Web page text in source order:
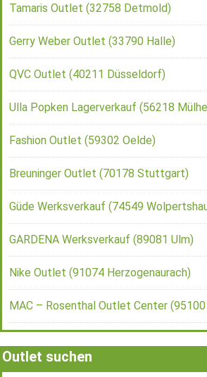
Tamaris Outlet (32758 Detmold)
Gerry Weber Outlet (33790 Halle)
QVC Outlet (40211 Düsseldorf)
Ulla Popken Lagerverkauf (56218
Fashion Outlet (59302 Oelde)
Breuninger Outlet (70178 Stuttgart)
Güde Werksverkauf (74549
GARDENA Werksverkauf (89081 Ulm)
Nike Outlet (91074 Herzogenaurach)
MAC – Rosenthal Outlet Center
Outlet suchen